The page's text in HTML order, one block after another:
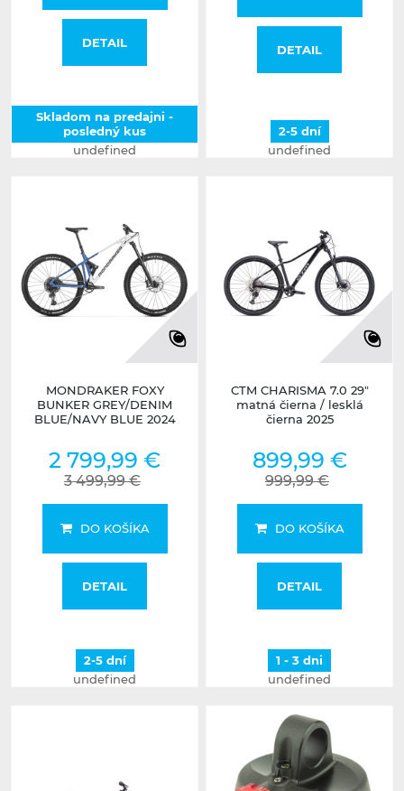
DETAIL
Skladom na predajni -
posledný kus
undefined
DETAIL
2-5 dní
undefined
MONDRAKER FOXY
BUNKER GREY/DENIM
BLUE/NAVY BLUE 2024
2 799,99 €
3 499,99 €
DO KOŠÍKA
DETAIL
2-5 dní
undefined
CTM CHARISMA 7.0 29"
matná čierna / lesklá
čierna 2025
899,99 €
999,99 €
DO KOŠÍKA
DETAIL
1 - 3 dni
undefined